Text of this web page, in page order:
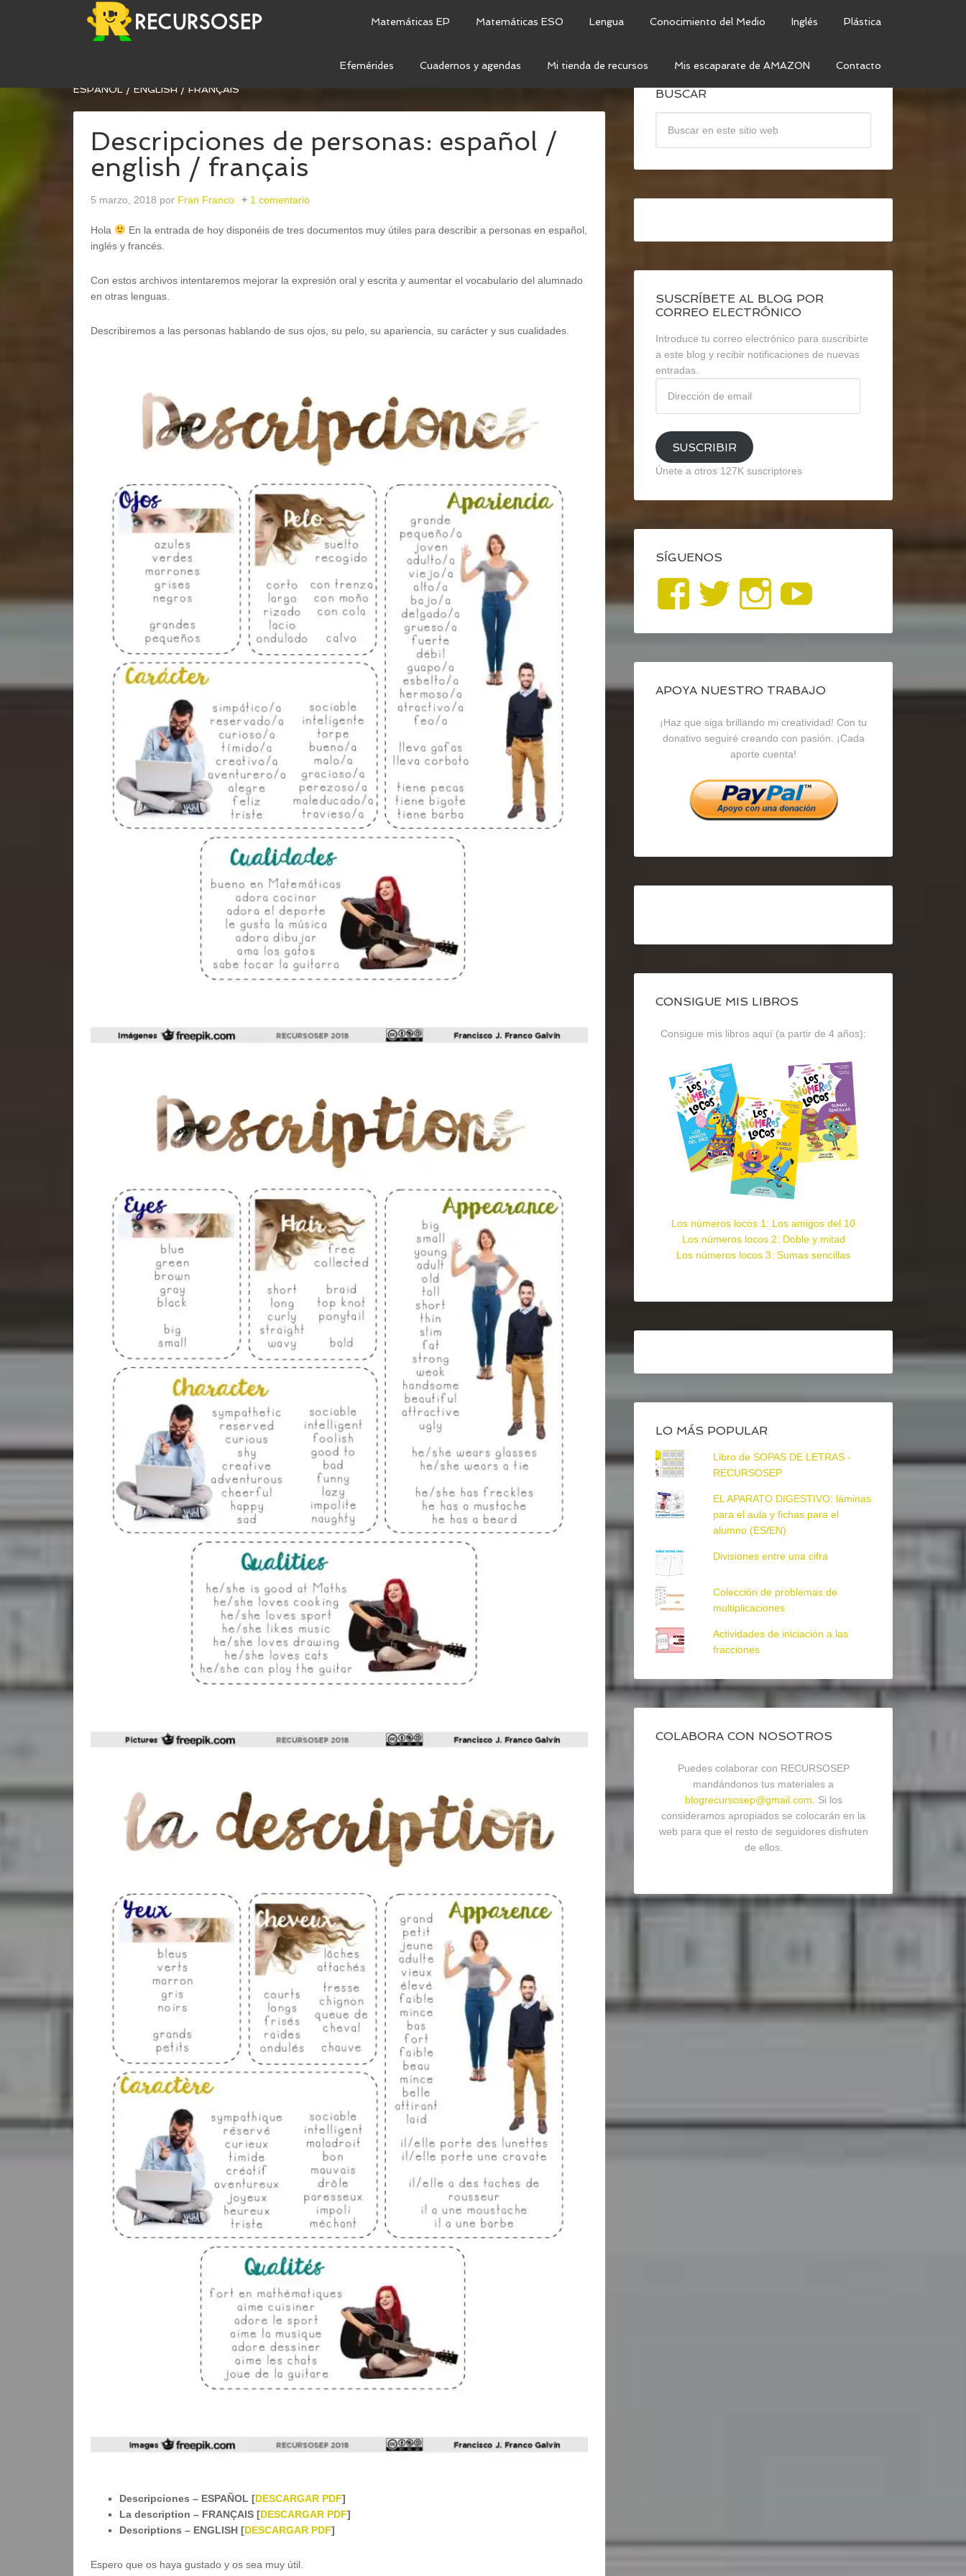
Matemáticas EP Matemáticas ESO Lengua Conocimiento del Medio Inglés Plástica
Efemérides Cuadernos y agendas Mi tienda de recursos Mis escaparate de AMAZON Contacto
DESCRIPCIONES DE PERSONAS:
ESPAÑOL / ENGLISH / FRANÇAIS
Descripciones de personas: español /
english / français
5 marzo, 2018 por Fran Franco 1 comentario
Hola
En la entrada de hoy disponéis de tres documentos muy útiles para describir a personas en español,
inglés y francés.
Con estos archivos intentaremos mejorar la expresión oral y escrita y aumentar el vocabulario del alumnado
en otras lenguas.
Describiremos a las personas hablando de sus ojos, su pelo, su apariencia, su carácter y sus cualidades.
Descripciones – ESPAÑOL [DESCARGAR PDF]
La description – FRANÇAIS [DESCARGAR PDF]
Descriptions – ENGLISH [DESCARGAR PDF]
Espero que os haya gustado y os sea muy útil.
BUSCAR
SUSCRÍBETE AL BLOG POR
CORREO ELECTRÓNICO
Introduce tu correo electrónico para suscribirte
a este blog y recibir notificaciones de nuevas
entradas.
email
SUSCRIBIR
Únete a otros 127K suscriptores
SÍGUENOS
Ver
perfil
de
blogrecursosep
en
Facebook
Ver
perfil
de
recursosep
en
Twitter
Ver
perfil
de
recursosep
en
Instagram
YouTube
APOYA NUESTRO TRABAJO
¡Haz que siga brillando mi creatividad! Con tu
donativo seguiré creando con pasión. ¡Cada
aporte cuenta!
CONSIGUE MIS LIBROS
Consigue mis libros aquí (a partir de 4 años):
Los números locos 1: Los amigos del 10
Los números locos 2: Doble y mitad
Los números locos 3: Sumas sencillas
LO MÁS POPULAR
Libro de SOPAS DE LETRAS -
RECURSOSEP
EL APARATO DIGESTIVO: láminas
para el aula y fichas para el
alumno (ES/EN)
Divisiones entre una cifra
Colección de problemas de
multiplicaciones
Actividades de iniciación a las
fracciones
COLABORA CON NOSOTROS
Puedes colaborar con RECURSOSEP
mandándonos tus materiales a
blogrecursosep@gmail.com . Si los
consideramos apropiados se colocarán en la
web para que el resto de seguidores disfruten
de ellos.